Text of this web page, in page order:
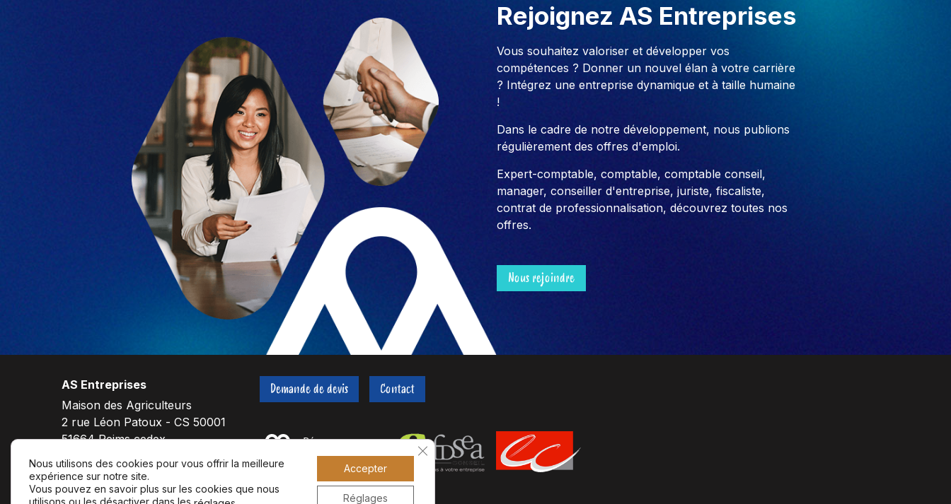
Rejoignez AS Entreprises
Vous souhaitez valoriser et développer vos
compétences ? Donner un nouvel élan à votre carrière
? Intégrez une entreprise dynamique et à taille humaine
!
Dans le cadre de notre développement, nous publions
régulièrement des offres d'emploi.
Expert-comptable, comptable, comptable conseil,
manager, conseiller d'entreprise, juriste, fiscaliste,
contrat de professionnalisation, découvrez toutes nos
offres.
Nous rejoindre
AS Entreprises
Maison des Agriculteurs
2 rue Léon Patoux - CS 50001
51664 Reims cedex
F
a
L
i
Y
o
Demande de devis Contact
Nous utilisons des cookies pour vous offrir la meilleure
expérience sur notre site.
Vous pouvez en savoir plus sur les cookies que nous
Accepter
Réglages
Fermer la bannière des cookies GDPR